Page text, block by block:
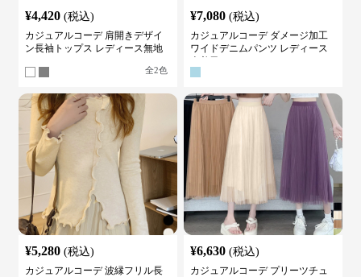
¥4,420 (税込)
カジュアルコーデ 肩開きデザイ
ン長袖トップス レディース無地
全2色
¥7,080 (税込)
カジュアルコーデ ダメージ加工
ワイドデニムパンツ レディース
¥5,280 (税込)
カジュアルコーデ 波縁フリル長
¥6,630 (税込)
カジュアルコーデ プリーツチュ